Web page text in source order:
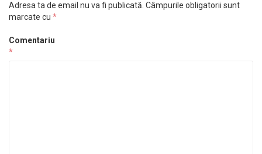
Adresa ta de email nu va fi publicată. Câmpurile obligatorii sunt
marcate cu *
Comentariu
*